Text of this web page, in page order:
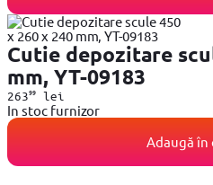
Cutie depozitare
mm, YT-09183
26399lei
In stoc furnizor
Adaugă în